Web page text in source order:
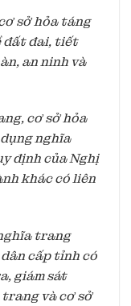
sở hỏa táng
đất đai, tiết
an ninh và
cơ sở hỏa
nghĩa
định của Nghị
khác có liên
trang
cấp tỉnh có
giám sát
và cơ sở